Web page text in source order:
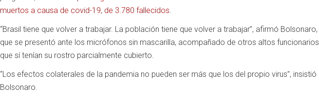
muertos a causa de covid-19, de 3.780 fallecidos.
“Brasil tiene que volver a trabajar. La población tiene que volver a trabajar”, afirmó Bolsonaro,
que se presentó ante los micrófonos sin mascarilla, acompañado de otros altos funcionarios
que sí tenían su rostro parcialmente cubierto.
“Los efectos colaterales de la pandemia no pueden ser más que los del propio virus”, insistió
Bolsonaro.